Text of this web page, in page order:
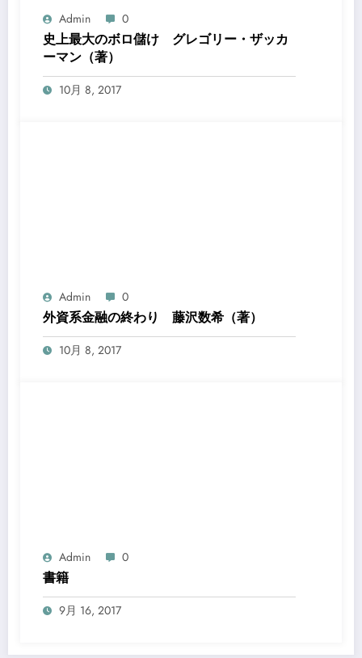
Admin 0
史上最大のボロ儲け グレゴリー・ザッカ
ーマン（著）
10月 8, 2017
Admin 0
外資系金融の終わり 藤沢数希（著）
10月 8, 2017
Admin 0
書籍
9月 16, 2017